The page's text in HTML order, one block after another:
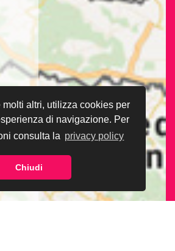
molti altri, utilizza cookies per
di navigazione. Per
consulta la privacy policy
Chiudi